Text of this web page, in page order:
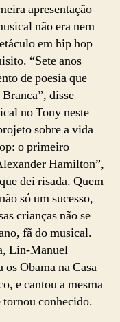
apresentação
não era nem
em hip hop
“Sete anos
de poesia que
disse
no Tony neste
sobre a vida
o primeiro
Hamilton”,
dei risada. Quem
só um sucesso,
crianças não se
fã do musical.
Lin-Manuel
Obama na Casa
e cantou a mesma
tornou conhecido.